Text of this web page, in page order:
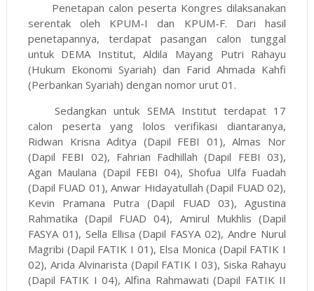
Penetapan calon peserta Kongres dilaksanakan
serentak oleh KPUM-I dan KPUM-F. Dari hasil
penetapannya, terdapat pasangan calon tunggal
untuk DEMA Institut, Aldila Mayang Putri Rahayu
(Hukum Ekonomi Syariah) dan Farid Ahmada Kahfi
(Perbankan Syariah) dengan nomor urut 01.
Sedangkan untuk SEMA Institut terdapat 17
calon peserta yang lolos verifikasi diantaranya,
Ridwan Krisna Aditya (Dapil FEBI 01), Almas Nor
(Dapil FEBI 02), Fahrian Fadhillah (Dapil FEBI 03),
Agan Maulana (Dapil FEBI 04), Shofua Ulfa Fuadah
(Dapil FUAD 01), Anwar Hidayatullah (Dapil FUAD 02),
Kevin Pramana Putra (Dapil FUAD 03), Agustina
Rahmatika (Dapil FUAD 04), Amirul Mukhlis (Dapil
FASYA 01), Sella Ellisa (Dapil FASYA 02), Andre Nurul
Magribi (Dapil FATIK I 01), Elsa Monica (Dapil FATIK I
02), Arida Alvinarista (Dapil FATIK I 03), Siska Rahayu
(Dapil FATIK I 04), Alfina Rahmawati (Dapil FATIK II